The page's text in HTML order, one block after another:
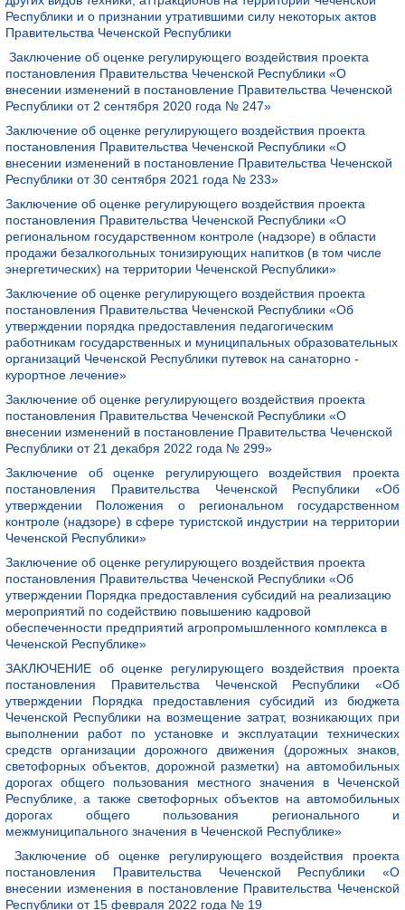
Республики и о признании утратившими силу некоторых актов
Правительства Чеченской Республики
Заключение об оценке регулирующего воздействия проекта
постановления Правительства Чеченской Республики «О
внесении изменений в постановление Правительства Чеченской
Республики от 2 сентября 2020 года № 247»
Заключение об оценке регулирующего воздействия проекта
постановления Правительства Чеченской Республики «О
внесении изменений в постановление Правительства Чеченской
Республики от 30 сентября 2021 года № 233»
Заключение об оценке регулирующего воздействия проекта
постановления Правительства Чеченской Республики «О
региональном государственном контроле (надзоре) в области
продажи безалкогольных тонизирующих напитков (в том числе
энергетических) на территории Чеченской Республики»
Заключение об оценке регулирующего воздействия проекта
постановления Правительства Чеченской Республики «Об
утверждении порядка предоставления педагогическим
работникам государственных и муниципальных образовательных
организаций Чеченской Республики путевок на санаторно -
курортное лечение»
Заключение об оценке регулирующего воздействия проекта
постановления Правительства Чеченской Республики «О
внесении изменений в постановление Правительства Чеченской
Республики от 21 декабря 2022 года № 299»
Заключение об оценке регулирующего воздействия проекта
постановления Правительства Чеченской Республики «Об
утверждении Положения о региональном государственном
контроле (надзоре) в сфере туристской индустрии на территории
Чеченской Республики»
Заключение об оценке регулирующего воздействия проекта
постановления Правительства Чеченской Республики «Об
утверждении Порядка предоставления субсидий на реализацию
мероприятий по содействию повышению кадровой
обеспеченности предприятий агропромышленного комплекса в
Чеченской Республике»
ЗАКЛЮЧЕНИЕ об оценке регулирующего воздействия проекта
постановления Правительства Чеченской Республики «Об
утверждении Порядка предоставления субсидий из бюджета
Чеченской Республики на возмещение затрат, возникающих при
выполнении работ по установке и эксплуатации технических
средств организации дорожного движения (дорожных знаков,
светофорных объектов, дорожной разметки) на автомобильных
дорогах общего пользования местного значения в Чеченской
Республике, а также светофорных объектов на автомобильных
дорогах общего пользования регионального и
межмуниципального значения в Чеченской Республике»
Заключение об оценке регулирующего воздействия проекта
постановления Правительства Чеченской Республики «О
внесении изменения в постановление Правительства Чеченской
Республики от 15 февраля 2022 года № 19